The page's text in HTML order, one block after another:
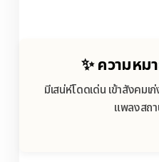
✨ ความหม
มีเสน่ห์โดดเด่น เข้าสังคม
แพลงสถ